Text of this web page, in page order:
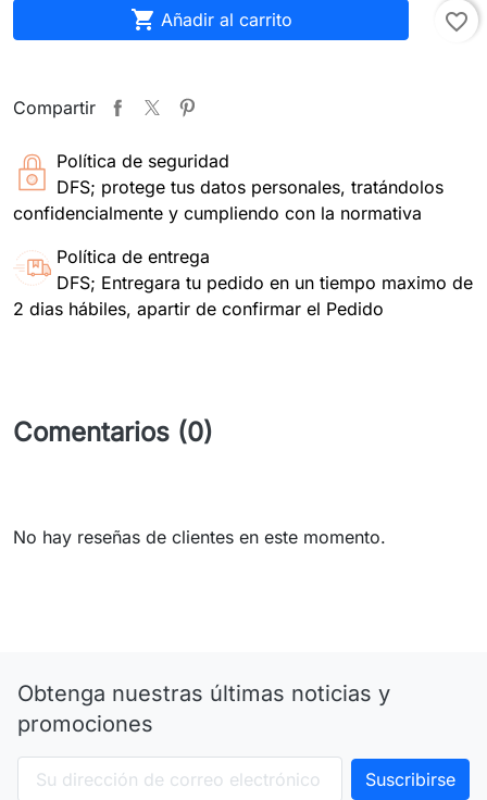
 Añadir al carrito favorite_border
Compartir
Política de seguridad
DFS; protege tus datos personales, tratándolos
confidencialmente y cumpliendo con la normativa
Política de entrega
DFS; Entregara tu pedido en un tiempo maximo de
2 dias hábiles, apartir de confirmar el Pedido
Comentarios (0)
No hay reseñas de clientes en este momento.
Obtenga nuestras últimas noticias y
promociones